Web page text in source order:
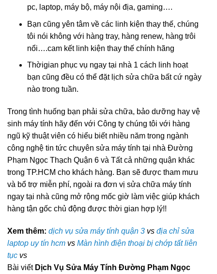
pc, laptop, máy bộ, máy nội địa, gaming….
Bạn cũng yên tâm về các linh kiện thay thế, chúng
tôi nói không với hàng tray, hàng renew, hàng trôi
nổi….cam kết linh kiện thay thế chính hãng
Thờigian phục vụ ngay tại nhà 1 cách linh hoạt
bạn cũng đều có thể đặt lịch sửa chữa bất cứ ngày
nào trong tuần.
Trong tình huống bạn phải sửa chữa, bảo dưỡng hay vệ
sinh máy tính hãy đến với Công ty chúng tôi với hàng
ngũ kỹ thuật viên có hiểu biết nhiều năm trong ngành
công nghệ tin tức chuyên sửa máy tính tại nhà Đường
Phạm Ngọc Thạch Quận 6 và Tất cả những quận khác
trong TP.HCM cho khách hàng. Bạn sẽ được tham mưu
và bổ trợ miễn phí, ngoài ra đơn vị sửa chữa máy tính
ngay tại nhà cũng mở rộng mốc giờ làm việc giúp khách
hàng tận gốc chủ động được thời gian hợp lý!!
Xem thêm: dịch vụ sửa máy tính quận 3 vs địa chỉ sửa
laptop uy tín hcm vs Màn hình điện thoại bị chớp tất liên
tục vs
Bài viết Dịch Vụ Sửa Máy Tính Đường Phạm Ngọc